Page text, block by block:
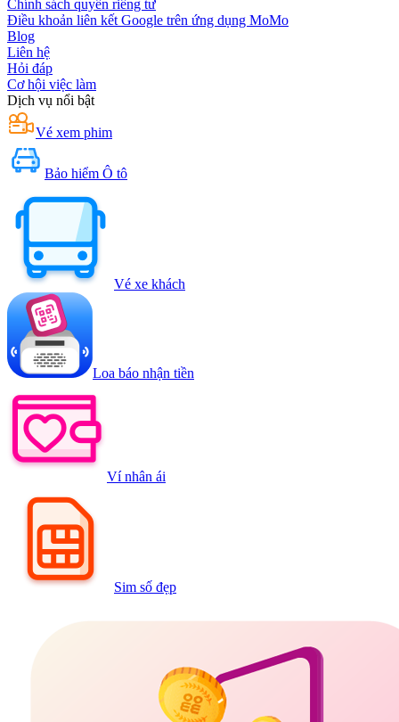
Chính sách quyền riêng tư
Điều khoản liên kết Google trên ứng dụng MoMo
Blog
Liên hệ
Hỏi đáp
Cơ hội việc làm
Dịch vụ nổi bật
Vé xem phim
Bảo hiểm Ô tô
Vé xe khách
Loa báo nhận tiền
Ví nhân ái
Sim số đẹp